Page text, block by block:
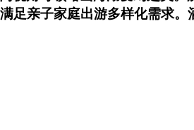
足亲子家庭出游多样化需求。